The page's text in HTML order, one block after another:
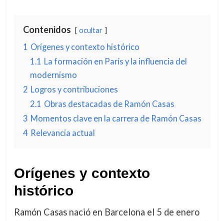
Contenidos ocultar
1 Orígenes y contexto histórico
1.1 La formación en París y la influencia del
modernismo
2 Logros y contribuciones
2.1 Obras destacadas de Ramón Casas
3 Momentos clave en la carrera de Ramón Casas
4 Relevancia actual
Orígenes y contexto
histórico
Ramón Casas nació en Barcelona el 5 de enero